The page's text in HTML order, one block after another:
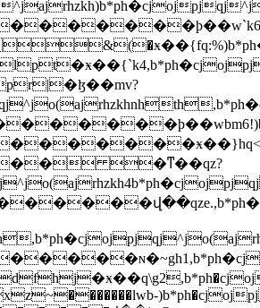
�ͳ��qz?